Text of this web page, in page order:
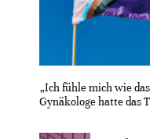
„Ich fühle mich wie
Gynäkologe hatte das